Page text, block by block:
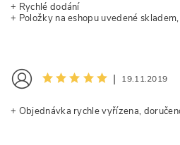
+ Rychlé dodání
+ Položky na eshopu uvedené
| 19.11.2019
+ Objednávka rychle vyřízena,